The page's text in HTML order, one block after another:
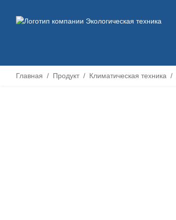
Главная Продукт Климатическая техника